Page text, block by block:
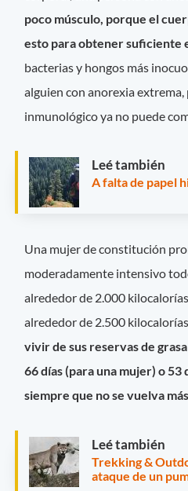
poco músculo, porque el
esto para obtener suficiente
bacterias y hongos más
alguien con anorexia
inmunológico ya no puede
Leé también
A falta de papel
Una mujer de constitución
moderadamente intensivo
alrededor de 2.000
alrededor de 2.500
vivir de sus reservas de
66 días (para una mujer) o 53
siempre que no se vuelva
Leé también
Trekking &
ataque de un